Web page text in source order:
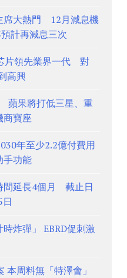
席大熱門 12月減息機
計再減息三次
片領先業界一代 對
高興
蘋果將打低三星、重
商寶座
年至少2.2億付費用
功能
間延長4個月 截止日
炸彈」 EBRD促刺激
本周料無「特澤會」